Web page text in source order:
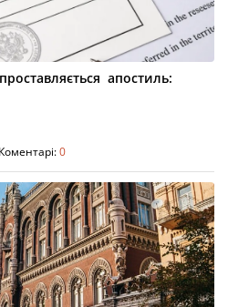
апостиль:
Коментарі:0